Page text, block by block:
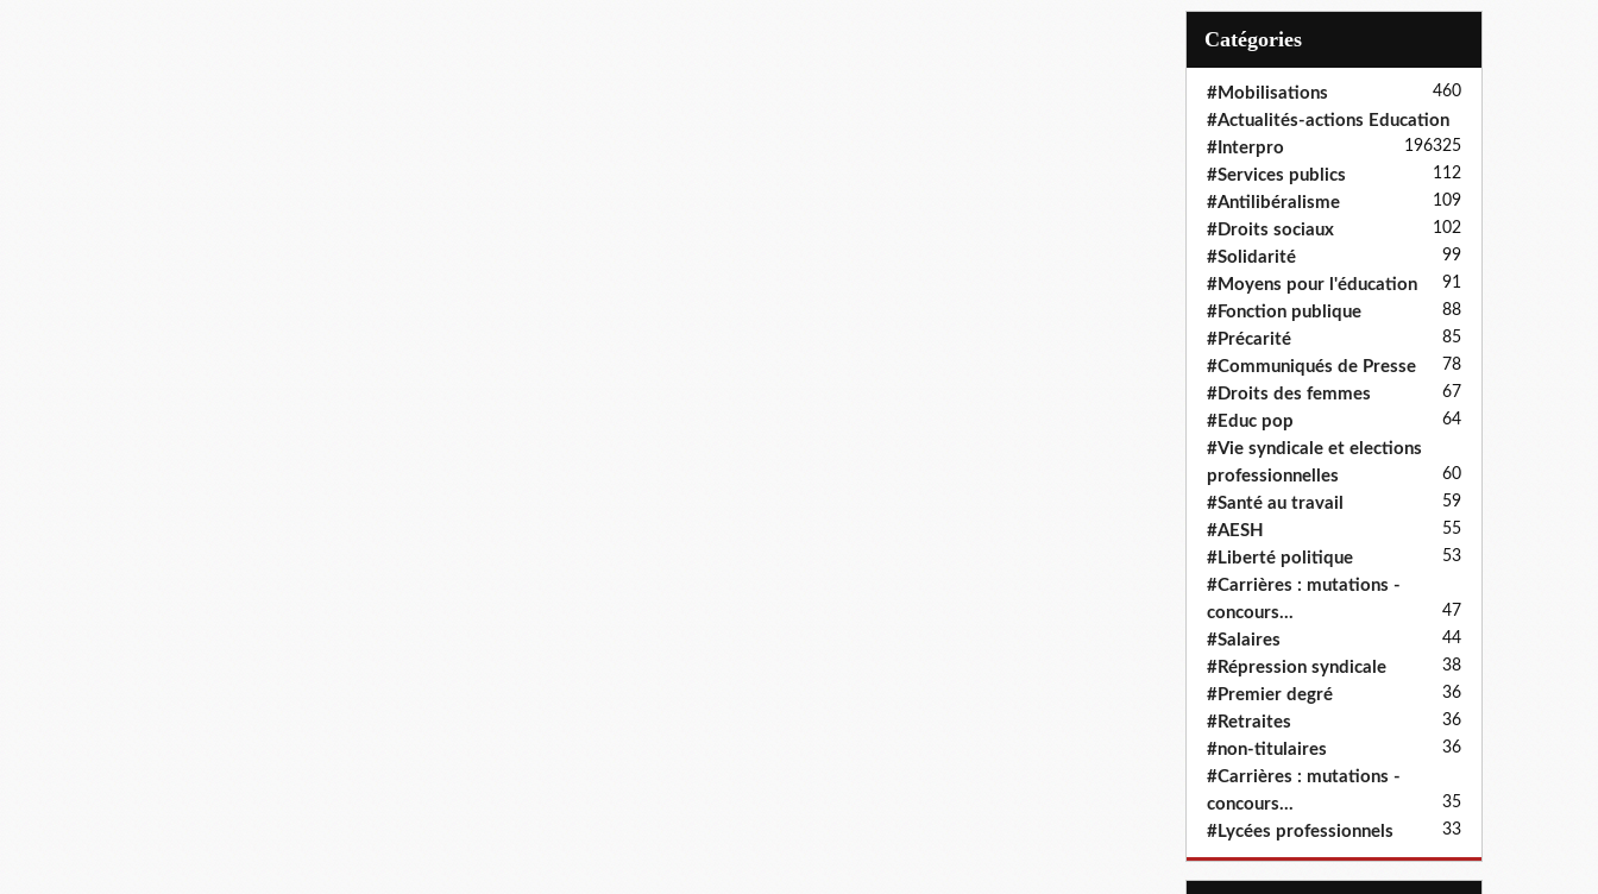
Catégories
#Mobilisations 460
#Actualités-actions Education
325
#Interpro 196
#Services publics 112
#Antilibéralisme 109
#Droits sociaux 102
#Solidarité 99
#Moyens pour l'éducation 91
#Fonction publique 88
#Précarité 85
#Communiqués de Presse 78
#Droits des femmes 67
#Educ pop 64
#Vie syndicale et elections
professionnelles
60
#Santé au travail 59
#AESH 55
#Liberté politique 53
#Carrières : mutations -
concours...
47
#Salaires 44
#Répression syndicale 38
#Premier degré 36
#Retraites 36
#non-titulaires 36
#Carrières : mutations -
concours...
35
#Lycées professionnels 33